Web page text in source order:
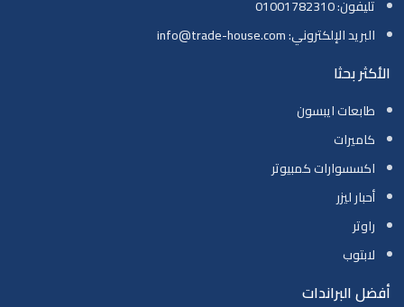
تليفون: 01001782310
البريد الإلكتروني: info@trade-house.com
الأكثر بحثا
طابعات ايبسون
كاميرات
اكسسوارات كمبيوتر
أحبار ليزر
راوتر
لابتوب
أفضل البراندات